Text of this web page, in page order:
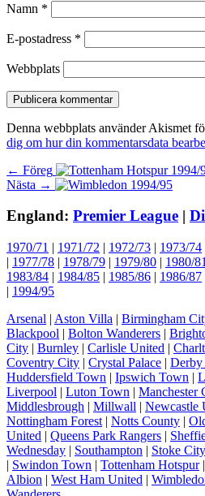
Namn *
E-postadress *
Webbplats
Denna webbplats använder Akismet
dig om hur din kommentarsdata
Inläggsnavigering
← Föreg Föregående
inlägg:
Nästa → Nästa
England: Premier League |
1970/71 | 1971/72 | 1972/73 | 1973/74
| 1977/78 | 1978/79 | 1979/80 | 1980/81
1983/84 | 1984/85 | 1985/86 | 1986/87
| 1994/95
Arsenal | Aston Villa | Birmingham
Blackpool | Bolton Wanderers |
City | Burnley | Carlisle United |
Coventry City | Crystal Palace |
Huddersfield Town | Ipswich Town |
Liverpool | Luton Town | Manchester
Middlesbrough | Millwall | Newcastle
Nottingham Forest | Notts County |
United | Queens Park Rangers |
Wednesday | Southampton | Stoke City
| Swindon Town | Tottenham Hotspur|
Albion | West Ham United |